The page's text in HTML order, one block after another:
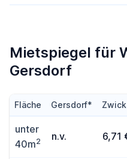
Mietspiegel für
Gersdorf
Fläche Gersdorf*
unter
40m2 n.v. 6,71